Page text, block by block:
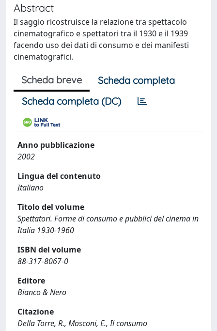
Abstract
Il saggio ricostruisce la relazione tra spettacolo
cinematografico e spettatori tra il 1930 e il 1939
facendo uso dei dati di consumo e dei manifesti
cinematografici.
Scheda breve
Scheda completa
Scheda completa (DC)
Anno pubblicazione
2002
Lingua del contenuto
Italiano
Titolo del volume
Spettatori. Forme di consumo e pubblici del cinema in
Italia 1930-1960
ISBN del volume
88-317-8067-0
Editore
Bianco & Nero
Citazione
Della Torre, R., Mosconi, E., Il consumo